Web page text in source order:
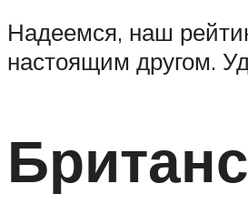
Надеемся, наш
настоящим другом.